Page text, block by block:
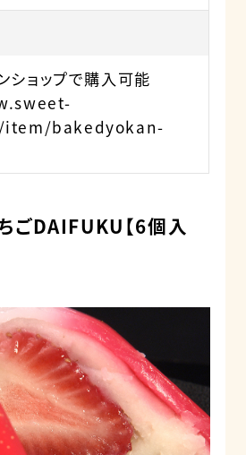
ショップで購入可能
item/bakedyokan-
ごDAIFUKU【6個入